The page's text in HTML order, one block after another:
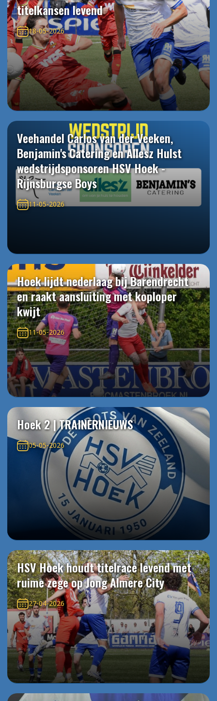
titelkansen levend
18-05-2026
Veehandel Carlos van der Veeken,
Benjamin's Catering en Allesz Hulst
wedstrijdsponsoren HSV Hoek -
Rijnsburgse Boys
11-05-2026
Hoek lijdt nederlaag bij Barendrecht
en raakt aansluiting met koploper
kwijt
11-05-2026
Hoek 2 | TRAINERNIEUWS
05-05-2026
HSV Hoek houdt titelrace levend met
ruime zege op Jong Almere City
27-04-2026